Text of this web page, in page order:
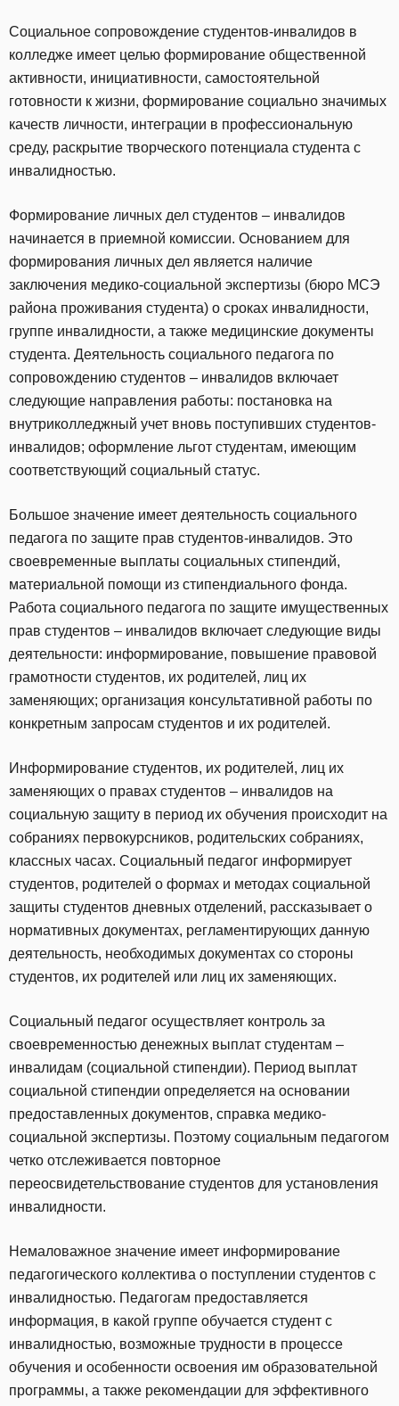
Социальное сопровождение студентов-инвалидов в
колледже имеет целью формирование общественной
активности, инициативности, самостоятельной
готовности к жизни, формирование социально значимых
качеств личности, интеграции в профессиональную
среду, раскрытие творческого потенциала студента с
инвалидностью.
Формирование личных дел студентов – инвалидов
начинается в приемной комиссии. Основанием для
формирования личных дел является наличие
заключения медико-социальной экспертизы (бюро МСЭ
района проживания студента) о сроках инвалидности,
группе инвалидности, а также медицинские документы
студента. Деятельность социального педагога по
сопровождению студентов – инвалидов включает
следующие направления работы: постановка на
внутриколледжный учет вновь поступивших студентов-
инвалидов; оформление льгот студентам, имеющим
соответствующий социальный статус.
Большое значение имеет деятельность социального
педагога по защите прав студентов-инвалидов. Это
своевременные выплаты социальных стипендий,
материальной помощи из стипендиального фонда.
Работа социального педагога по защите имущественных
прав студентов – инвалидов включает следующие виды
деятельности: информирование, повышение правовой
грамотности студентов, их родителей, лиц их
заменяющих; организация консультативной работы по
конкретным запросам студентов и их родителей.
Информирование студентов, их родителей, лиц их
заменяющих о правах студентов – инвалидов на
социальную защиту в период их обучения происходит на
собраниях первокурсников, родительских собраниях,
классных часах. Социальный педагог информирует
студентов, родителей о формах и методах социальной
защиты студентов дневных отделений, рассказывает о
нормативных документах, регламентирующих данную
деятельность, необходимых документах со стороны
студентов, их родителей или лиц их заменяющих.
Социальный педагог осуществляет контроль за
своевременностью денежных выплат студентам –
инвалидам (социальной стипендии). Период выплат
социальной стипендии определяется на основании
предоставленных документов, справка медико-
социальной экспертизы. Поэтому социальным педагогом
четко отслеживается повторное
переосвидетельствование студентов для установления
инвалидности.
Немаловажное значение имеет информирование
педагогического коллектива о поступлении студентов с
инвалидностью. Педагогам предоставляется
информация, в какой группе обучается студент с
инвалидностью, возможные трудности в процессе
обучения и особенности освоения им образовательной
программы, а также рекомендации для эффективного